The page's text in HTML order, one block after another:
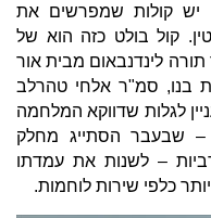
יש קולות שמפרשים את
קול בולט כזה הוא של
לינדנבאום מבית אור
בנו, סמ"ר אלחי טהרלב
דריסה בשנת 2017. מעניין לגלות שדווקא המלחמה
– שבעבר הסתייג מחלק
– לשנות את עמדתו
כלפי שירות לוחמות.